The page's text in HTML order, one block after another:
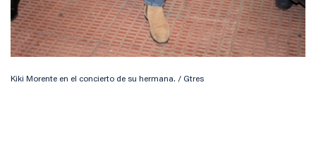
Kiki Morente en el concierto de su hermana. / Gtres